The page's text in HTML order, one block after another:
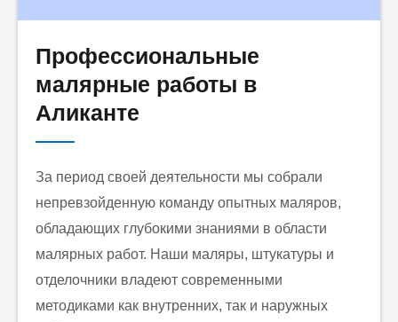
Профессиональные
малярные работы в
Аликанте
За период своей деятельности мы собрали
непревзойденную команду опытных маляров,
обладающих глубокими знаниями в области
малярных работ. Наши маляры, штукатуры и
отделочники владеют современными
методиками как внутренних, так и наружных